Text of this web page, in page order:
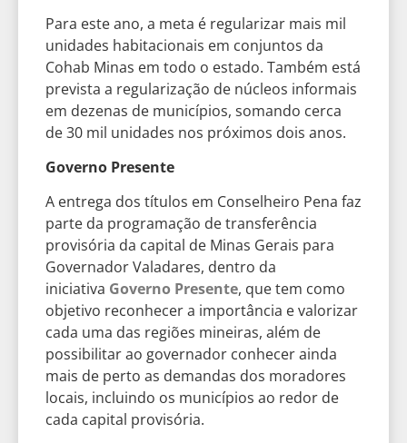
Para este ano, a meta é regularizar mais mil
unidades habitacionais em conjuntos da
Cohab Minas em todo o estado. Também está
prevista a regularização de núcleos informais
em dezenas de municípios, somando cerca
de 30 mil unidades nos próximos dois anos.
Governo Presente
A entrega dos títulos em Conselheiro Pena faz
parte da programação de transferência
provisória da capital de Minas Gerais para
Governador Valadares, dentro da
iniciativa Governo Presente, que tem como
objetivo reconhecer a importância e valorizar
cada uma das regiões mineiras, além de
possibilitar ao governador conhecer ainda
mais de perto as demandas dos moradores
locais, incluindo os municípios ao redor de
cada capital provisória.